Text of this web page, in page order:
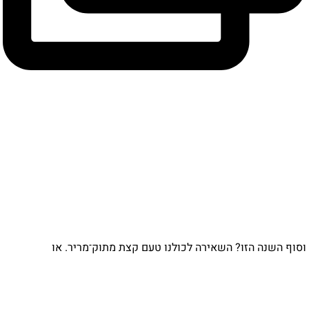
וסוף השנה הזו? השאירה לכולנו טעם קצת מתוק־מריר. או